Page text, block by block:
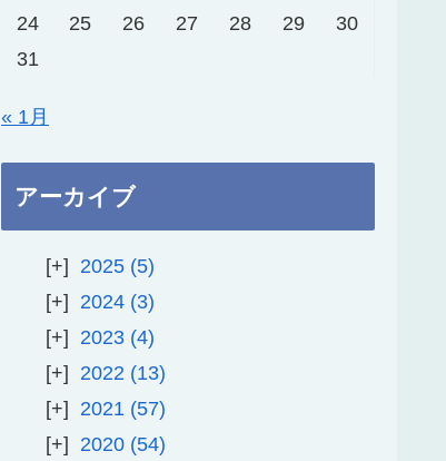
24
25 26 27 28 29
30
31
« 1月
アーカイブ
2025 5
2024 3
2023 4
2022
13
2021
57
2020 54